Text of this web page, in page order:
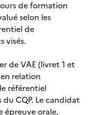
de formation
selon les
de
visés.
de VAE (livret 1 et
relation
référentiel
CQP. Le candidat
épreuve orale,